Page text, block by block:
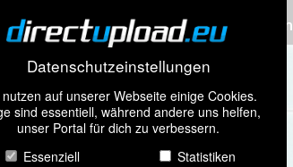
Datenschutzeinstellungen
auf unserer Webseite einige Cookies.
sind essentiell, während andere uns helfen,
unser Portal für dich zu verbessern.
Essenziell
Statistiken
Bilder hochladen